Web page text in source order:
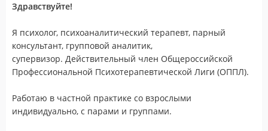
Здравствуйте!
Я психолог, психоаналитический терапевт, парный
консультант, групповой аналитик,
супервизор. Действительный член Общероссийской
Профессиональной Психотерапевтической Лиги (ОППЛ).
Работаю в частной практике со взрослыми
индивидуально, с парами и группами.